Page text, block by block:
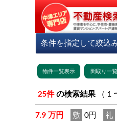
25件 の検索結果
7.9 万円 敷 0円 礼